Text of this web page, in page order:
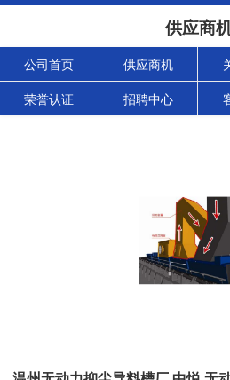
供应商
公司首页 供应商机
荣誉认证 招聘中心